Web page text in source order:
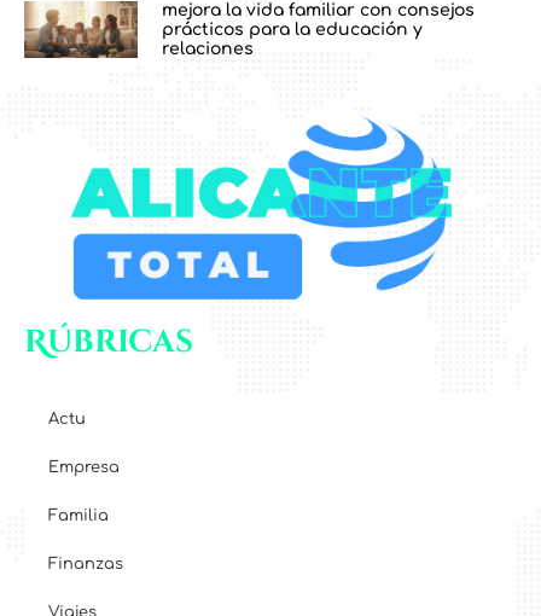
mejora la vida familiar con consejos
prácticos para la educación y
relaciones
Rúbricas
Actu
Empresa
Familia
Finanzas
Viajes